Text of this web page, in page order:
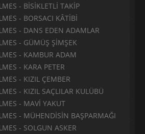
- BİSİKLETLİ TAKİP
- BORSACI KÂTİBİ
- DANS EDEN ADAMLAR
- GÜMÜŞ ŞİMŞEK
- KAMBUR ADAM
- KARA PETER
- KIZIL ÇEMBER
- KIZIL SAÇLILAR KULÜBÜ
- MAVİ YAKUT
- MÜHENDİSİN BAŞPARMAĞI
- SOLGUN ASKER